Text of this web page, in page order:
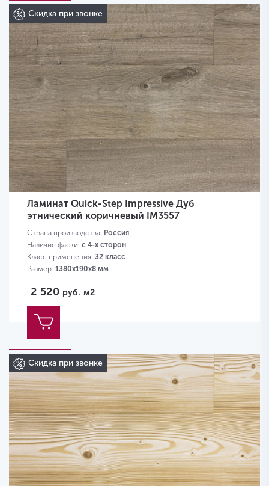
Скидка при звонке
Ламинат Quick-Step Impressive Дуб
этнический коричневый IM3557
Страна производства: Россия
Наличие фаски: с 4-х сторон
Класс применения: 32 класс
Размер: 1380х190х8 мм
2 520 руб. м2
Скидка при звонке